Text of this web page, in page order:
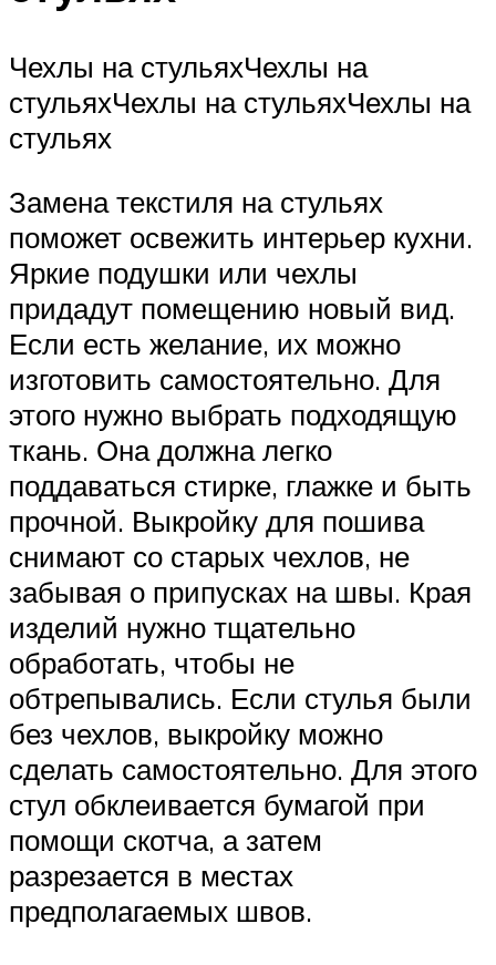
Чехлы на стульяхЧехлы на
стульяхЧехлы на стульяхЧехлы на
стульях
Замена текстиля на стульях
поможет освежить интерьер кухни.
Яркие подушки или чехлы
придадут помещению новый вид.
Если есть желание, их можно
изготовить самостоятельно. Для
этого нужно выбрать подходящую
ткань. Она должна легко
поддаваться стирке, глажке и быть
прочной. Выкройку для пошива
снимают со старых чехлов, не
забывая о припусках на швы. Края
изделий нужно тщательно
обработать, чтобы не
обтрепывались. Если стулья были
без чехлов, выкройку можно
сделать самостоятельно. Для этого
стул обклеивается бумагой при
помощи скотча, а затем
разрезается в местах
предполагаемых швов.